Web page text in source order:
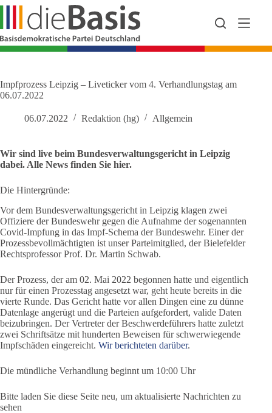
Zum
springen
Impfprozess Leipzig – Liveticker vom 4. Verhandlungstag am
06.07.2022
06.07.2022 Redaktion (hg) Allgemein
Wir sind live beim Bundesverwaltungsgericht in Leipzig
dabei. Alle News finden Sie hier.
Die Hintergründe:
Vor dem Bundesverwaltungsgericht in Leipzig klagen zwei
Offiziere der Bundeswehr gegen die Aufnahme der sogenannten
Covid-Impfung in das Impf-Schema der Bundeswehr. Einer der
Prozessbevollmächtigten ist unser Parteimitglied, der Bielefelder
Rechtsprofessor Prof. Dr. Martin Schwab.
Der Prozess, der am 02. Mai 2022 begonnen hatte und eigentlich
nur für einen Prozesstag angesetzt war, geht heute bereits in die
vierte Runde. Das Gericht hatte vor allen Dingen eine zu dünne
Datenlage angerügt und die Parteien aufgefordert, valide Daten
beizubringen. Der Vertreter der Beschwerdeführers hatte zuletzt
zwei Schriftsätze mit hunderten Beweisen für schwerwiegende
Impfschäden eingereicht. Wir berichteten darüber.
Die mündliche Verhandlung beginnt um 10:00 Uhr
Bitte laden Sie diese Seite neu, um aktualisierte Nachrichten zu
sehen